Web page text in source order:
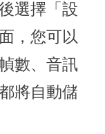
選擇「設
，您可以
數、音訊
將自動儲